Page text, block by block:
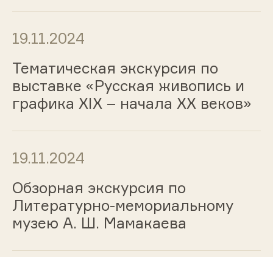
19.11.2024
Тематическая экскурсия по
выставке «Русская живопись и
графика ХIХ – начала ХХ веков»
19.11.2024
Обзорная экскурсия по
Литературно-мемориальному
музею А. Ш. Мамакаева